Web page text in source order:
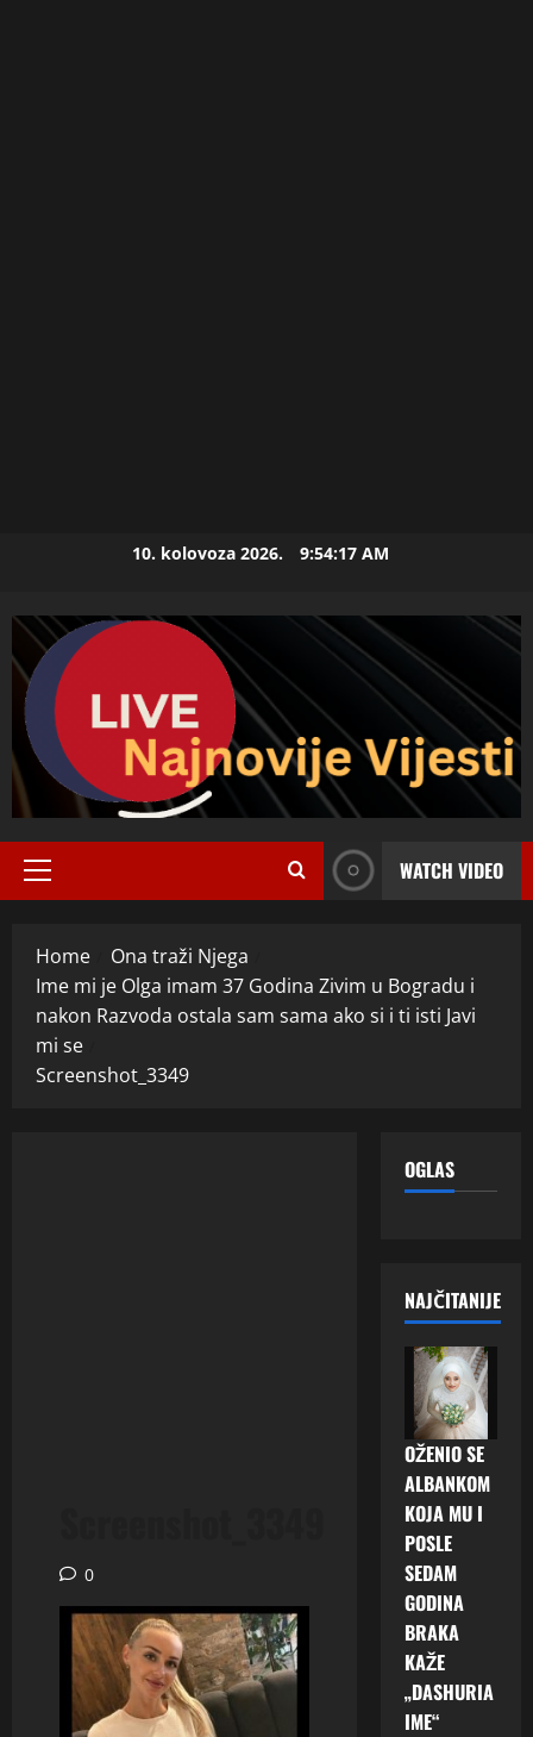
10. kolovoza 2026. 9:54:18 AM
Primary
WATCH VIDEO
Home
Ona traži Njega
Ime mi je Olga imam 37 Godina Zivim u Bogradu i
nakon Razvoda ostala sam sama ako si i ti isti Javi
mi se
Screenshot_3349
0
OGLAS
NAJČITANIJE
OŽENIO SE
ALBANKOM
KOJA MU I
POSLE
SEDAM
GODINA
BRAKA
KAŽE
„DASHURIA
IME“